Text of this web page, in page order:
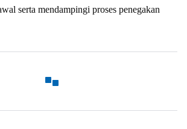
serta mendampingi proses penegakan